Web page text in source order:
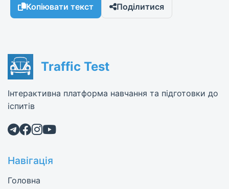
Копіювати текст Поділитися
Traffic Test
Інтерактивна платформа навчання та підготовки до
іспитів
Навігація
Головна